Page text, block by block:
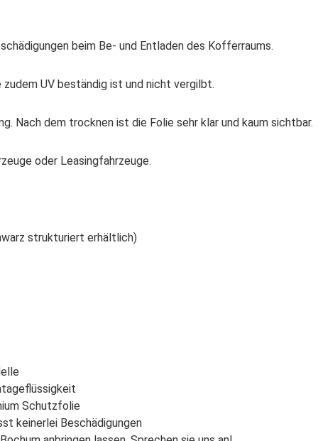
beim Be- und Entladen des Kofferraums.
UV beständig ist und nicht vergilbt.
Nach dem trocknen ist die Folie sehr klar und kaum sichtbar.
oder Leasingfahrzeuge.
strukturiert erhältlich)
Schutzfolie
keinerlei Beschädigungen